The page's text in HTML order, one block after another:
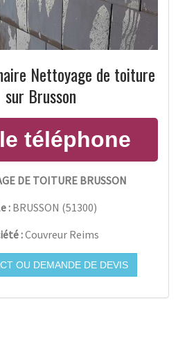
Nettoyage de toiture
sur Brusson
DE TOITURE BRUSSON
: BRUSSON (51300)
:Couvreur Reims
OU DEMANDE DE DEVIS